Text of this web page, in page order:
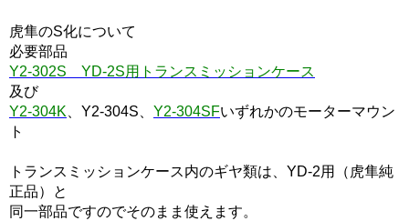
虎隼のS化について
必要部品
Y2-302S YD-2S用トランスミッションケース
及び
Y2-304K 、Y2-304S、 Y2-304SFいずれかのモーターマウン
ト
トランスミッションケース内のギヤ類は、YD-2用（虎隼純
正品）と
同一部品ですのでそのまま使えます。